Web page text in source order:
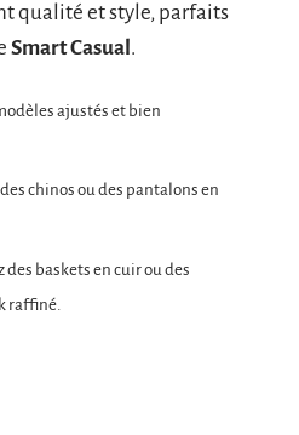
qualité et style, parfaits
Smart Casual.
ajustés et bien
chinos ou des pantalons en
des baskets en cuir ou des
raffiné.